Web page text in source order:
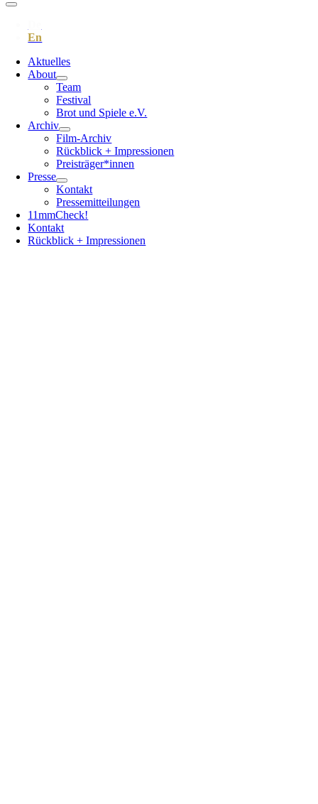
Aktuelles
About
Team
Festival
Brot und Spiele e.V.
Archiv
Film-Archiv
Rückblick + Impressionen
Preisträger*innen
Presse
Kontakt
Pressemitteilungen
11mmCheck!
Kontakt
Rückblick + Impressionen